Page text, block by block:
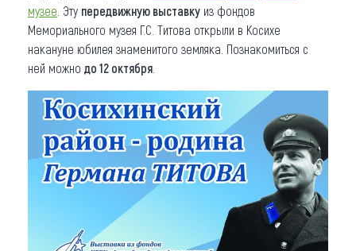
музее . Эту передвижную выставку из фондов
Мемориального музея Г.С. Титова открыли в Косихе
накануне юбилея знаменитого земляка. Познакомиться с
ней можно до 12 октября